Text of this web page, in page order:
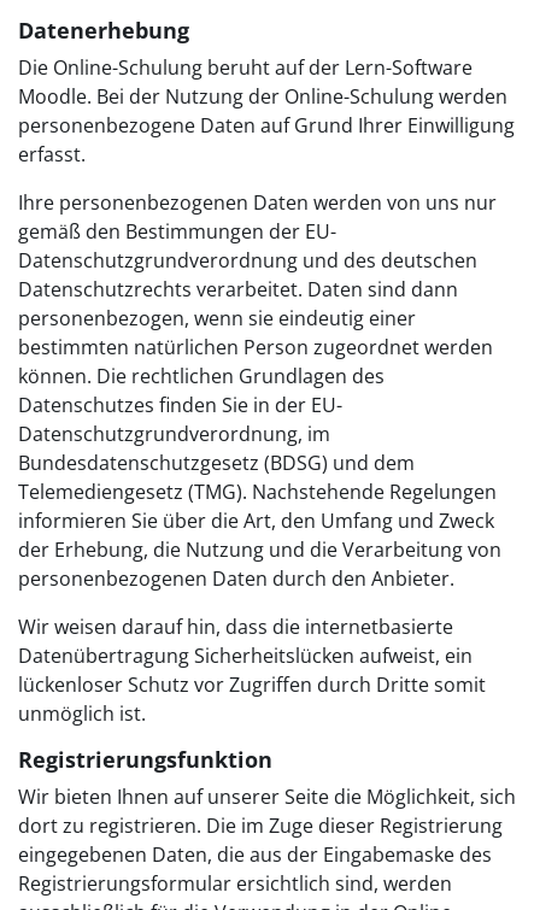
Datenerhebung
Die Online-Schulung beruht auf der Lern-Software
Moodle. Bei der Nutzung der Online-Schulung werden
personenbezogene Daten auf Grund Ihrer Einwilligung
erfasst.
Ihre personenbezogenen Daten werden von uns nur
gemäß den Bestimmungen der EU-
Datenschutzgrundverordnung und des deutschen
Datenschutzrechts verarbeitet. Daten sind dann
personenbezogen, wenn sie eindeutig einer
bestimmten natürlichen Person zugeordnet werden
können. Die rechtlichen Grundlagen des
Datenschutzes finden Sie in der EU-
Datenschutzgrundverordnung, im
Bundesdatenschutzgesetz (BDSG) und dem
Telemediengesetz (TMG). Nachstehende Regelungen
informieren Sie über die Art, den Umfang und Zweck
der Erhebung, die Nutzung und die Verarbeitung von
personenbezogenen Daten durch den Anbieter.
Wir weisen darauf hin, dass die internetbasierte
Datenübertragung Sicherheitslücken aufweist, ein
lückenloser Schutz vor Zugriffen durch Dritte somit
unmöglich ist.
Registrierungsfunktion
Wir bieten Ihnen auf unserer Seite die Möglichkeit, sich
dort zu registrieren. Die im Zuge dieser Registrierung
eingegebenen Daten, die aus der Eingabemaske des
Registrierungsformular ersichtlich sind, werden